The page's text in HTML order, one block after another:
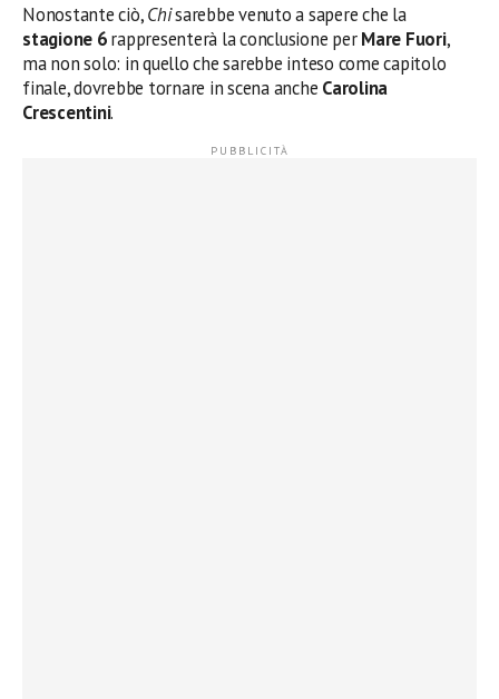
Nonostante ciò,Chisarebbe venuto a sapere che la
stagione 6rappresenterà la conclusione perMare Fuori,
ma non solo: in quello che sarebbe inteso come capitolo
finale, dovrebbe tornare in scena anche Carolina
Crescentini.